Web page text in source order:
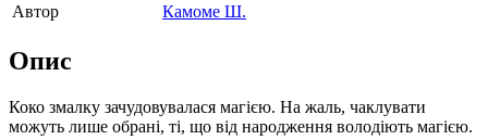
Автор
Камоме Ш.
Опис
Коко змалку зачудовувалася магією. На жаль, чаклувати
можуть лише обрані, ті, що від народження володіють магією.